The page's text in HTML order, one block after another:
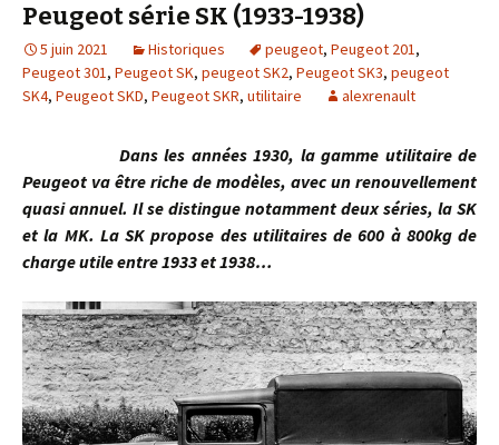
Peugeot série SK (1933-1938)
5 juin 2021 Historiques peugeot, Peugeot 201,
Peugeot 301, Peugeot SK, peugeot SK2, Peugeot SK3, peugeot
SK4, Peugeot SKD, Peugeot SKR, utilitaire alexrenault
Dans les années 1930, la gamme utilitaire de
Peugeot va être riche de modèles, avec un renouvellement
quasi annuel. Il se distingue notamment deux séries, la SK
et la MK. La SK propose des utilitaires de 600 à 800kg de
charge utile entre 1933 et 1938…